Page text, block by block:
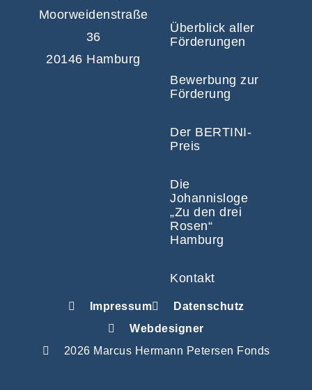
Moorweidenstraße
36
20146 Hamburg
Überblick aller
Förderungen
Bewerbung zur
Förderung
Der BERTINI-
Preis
Die
Johannisloge
„Zu den drei
Rosen“
Hamburg
Kontakt
Impressum
Datenschutz
Webdesigner
2026 Marcus Hermann Petersen Fonds